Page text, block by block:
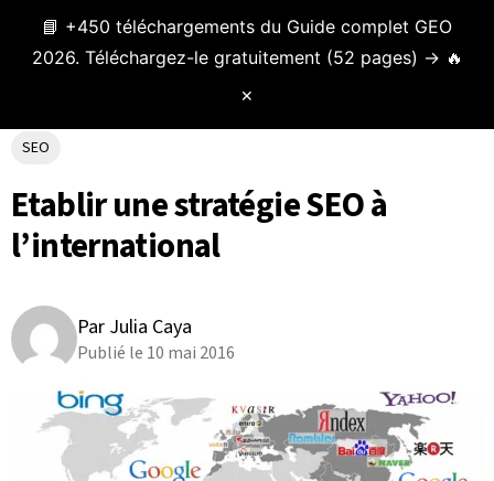
📘 +450 téléchargements du Guide complet GEO
2026. Téléchargez-le gratuitement (52 pages) → 🔥
✕
Menu
SEO
Etablir une stratégie SEO à
l’international
Par Julia Caya
Publié le 10 mai 2016